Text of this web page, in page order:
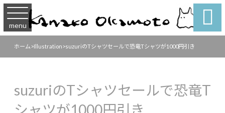
menu 
ホーム>Illustration>suzuriのTシャツセールで恐竜Tシャツが1000円引き
suzuriのTシャツセールで恐竜T